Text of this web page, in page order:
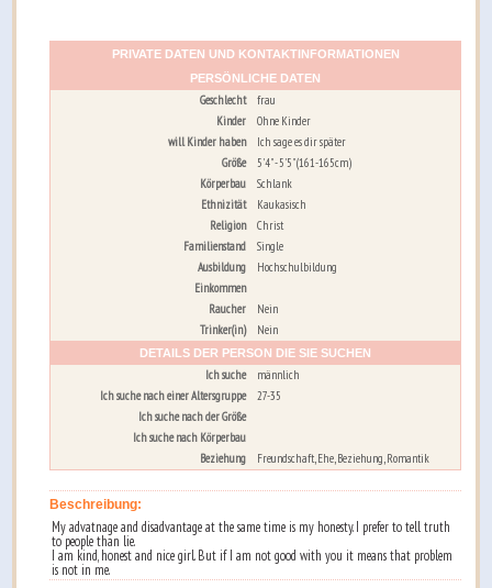
PRIVATE DATEN UND KONTAKTINFORMATIONEN
PERSÖNLICHE DATEN
Geschlecht
frau
Kinder
Ohne Kinder
will Kinder haben
Ich sage es dir später
Größe
5'4" - 5'5" (161-165cm)
Körperbau
Schlank
Ethnizität
Kaukasisch
Religion
Christ
Familienstand
Single
Ausbildung
Hochschulbildung
Einkommen
Raucher
Nein
Trinker(in)
Nein
DETAILS DER PERSON DIE SIE SUCHEN
Ich suche
männlich
Ich suche nach einer Altersgruppe
27-35
Ich suche nach der Größe
Ich suche nach Körperbau
Beziehung
Freundschaft, Ehe, Beziehung, Romantik
Beschreibung:
My advatnage and disadvantage at the same time is my honesty. I prefer to tell truth
to people than lie.
I am kind, honest and nice girl. But if I am not good with you it means that problem
is not in me.